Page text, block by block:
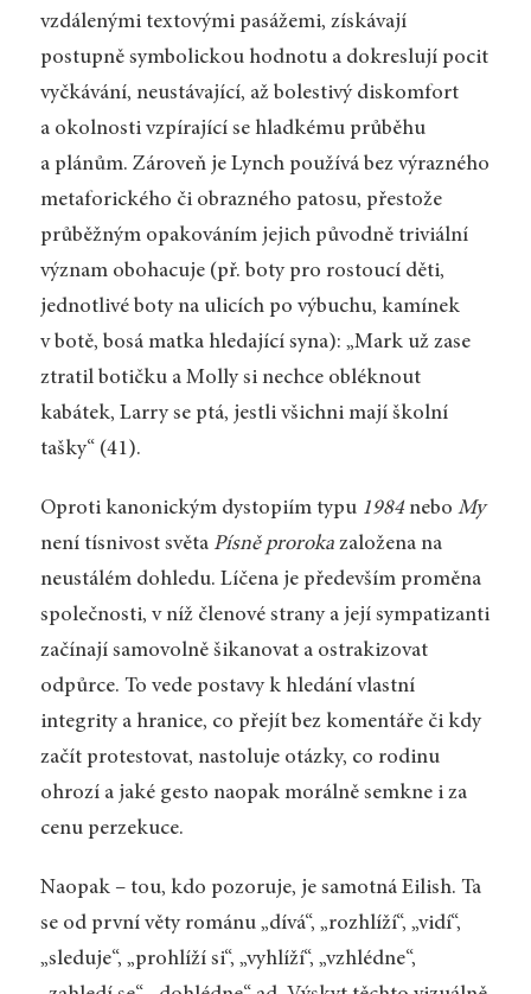
vzdálenými textovými pasážemi, získávají
postupně symbolickou hodnotu a dokreslují pocit
vyčkávání, neustávající, až bolestivý diskomfort
a okolnosti vzpírající se hladkému průběhu
a plánům. Zároveň je Lynch používá bez výrazného
metaforického či obrazného patosu, přestože
průběžným opakováním jejich původně triviální
význam obohacuje (př. boty pro rostoucí děti,
jednotlivé boty na ulicích po výbuchu, kamínek
v botě, bosá matka hledající syna): „Mark už zase
ztratil botičku a Molly si nechce obléknout
kabátek, Larry se ptá, jestli všichni mají školní
tašky“ (41).
Oproti kanonickým dystopiím typu 1984nebo My
není tísnivost světa Písně prorokazaložena na
neustálém dohledu. Líčena je především proměna
společnosti, v níž členové strany a její sympatizanti
začínají samovolně šikanovat a ostrakizovat
odpůrce. To vede postavy k hledání vlastní
integrity a hranice, co přejít bez komentáře či kdy
začít protestovat, nastoluje otázky, co rodinu
ohrozí a jaké gesto naopak morálně semkne i za
cenu perzekuce.
Naopak – tou, kdo pozoruje, je samotná Eilish. Ta
se od první věty románu „dívá“, „rozhlíží“, „vidí“,
„sleduje“, „prohlíží si“, „vyhlíží“, „vzhlédne“,